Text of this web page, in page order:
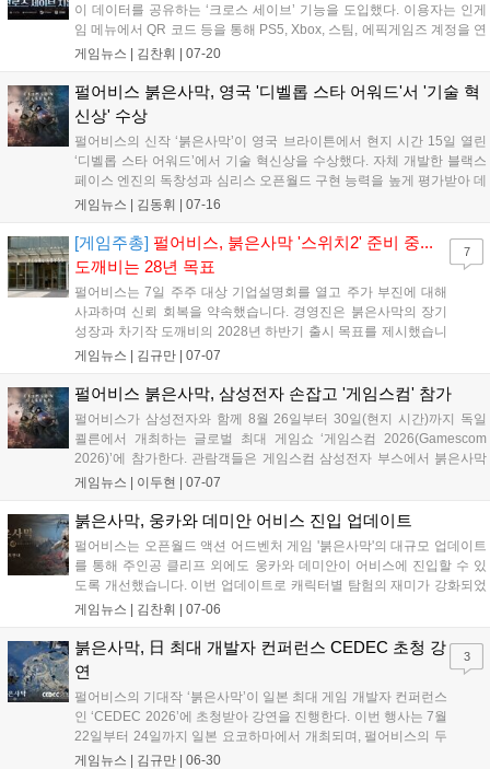
이 데이터를 공유하는 ‘크로스 세이브’ 기능을 도입했다. 이용자는 인게
임 메뉴에서 QR 코드 등을 통해 PS5, Xbox, 스팀, 에픽게임즈 계정을 연
동해 어디서든 동일한 캐릭터로 여정을 이어갈 수 있다. 한편 펄어비스
개선을 9월까지 순차적으로 진행할 예정이다....
게임뉴스 | 김찬휘 | 07-20
펄어비스 붉은사막, 영국 '디벨롭 스타 어워드'서 '기술 혁
신상' 수상
펄어비스의 신작 ‘붉은사막’이 영국 브라이튼에서 현지 시간 15일 열린
‘디벨롭 스타 어워드’에서 기술 혁신상을 수상했다. 자체 개발한 블랙스
페이스 엔진의 독창성과 심리스 오픈월드 구현 능력을 높게 평가받아 데
스 스트랜딩 2 등 쟁쟁한 후보들을 제치고 기술적 성과를 인정받았다. 이
게임뉴스 | 김동휘 | 07-16
[게임주총] 펄어비스, 붉은사막 '스위치2' 준비 중...
도깨비는 28년 목표
펄어비스는 7일 주주 대상 기업설명회를 열고 주가 부진에 대해
사과하며 신뢰 회복을 약속했습니다. 경영진은 붉은사막의 장기
성장과 차기작 도깨비의 2028년 하반기 출시 목표를 제시했습니
다. 8월 게임스컴에서는 블랙스페이스 엔진 강연과 붉은사막 시
을 통해 성과를 이어가고, 투명한 소통으로 기업 가치를 높이겠다
고 밝혔습니다....
게임뉴스 | 김규만 | 07-07
7
펄어비스 붉은사막, 삼성전자 손잡고 '게임스컴' 참가
펄어비스가 삼성전자와 함께 8월 26일부터 30일(현지 시간)까지 독일
쾰른에서 개최하는 글로벌 최대 게임쇼 ‘게임스컴 2026(Gamescom
2026)’에 참가한다. 관람객들은 게임스컴 삼성전자 부스에서 붉은사막
을 만나 볼 수 있다. 삼성전자는 세계 최초 6K 게이밍 모니터 ‘오디세이
게임뉴스 | 이두현 | 07-07
붉은사막, 웅카와 데미안 어비스 진입 업데이트
펄어비스는 오픈월드 액션 어드벤처 게임 '붉은사막'의 대규모 업데이트
를 통해 주인공 클리프 외에도 웅카와 데미안이 어비스에 진입할 수 있
도록 개선했습니다. 이번 업데이트로 캐릭터별 탐험의 재미가 강화되었
으며, 보스 장비를 포함한 신규 장비 47종이 추가되어 성장의 즐거움을
편의성을 개선하는 등 이용자 경험 향상을 위한 다양한 변화를 적용했습
니다. 이번 업데이트는 즉시 적용되어 게임 내에서 바로 확인할 수 있습
니다....
게임뉴스 | 김찬휘 | 07-06
붉은사막, 日 최대 개발자 컨퍼런스 CEDEC 초청 강
연
펄어비스의 기대작 ‘붉은사막’이 일본 최대 게임 개발자 컨퍼런스
인 ‘CEDEC 2026’에 초청받아 강연을 진행한다. 이번 행사는 7월
22일부터 24일까지 일본 요코하마에서 개최되며, 펄어비스의 두
승빈, 김현겸 실장이 연사로 나서 ‘붉은사막: 대규모 오픈월드 개
게임뉴스 | 김규만 | 06-30
3